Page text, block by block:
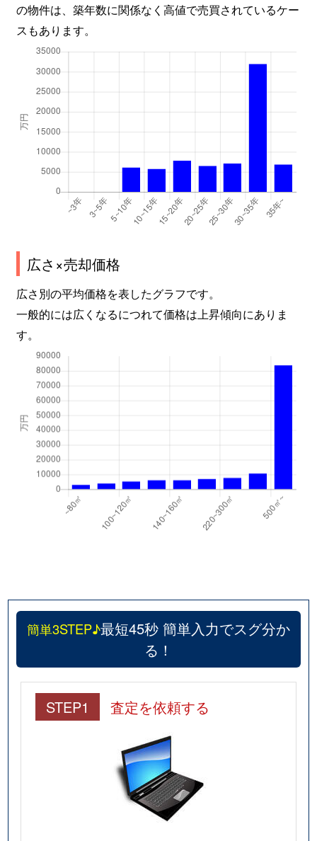
の物件は、築年数に関係なく高値で売買されているケー
スもあります。
広さ×売却価格
広さ別の平均価格を表したグラフです。
一般的には広くなるにつれて価格は上昇傾向にありま
す。
簡単3STEP♪最短45秒 簡単入力でスグ分か
る！
STEP1 査定を依頼する